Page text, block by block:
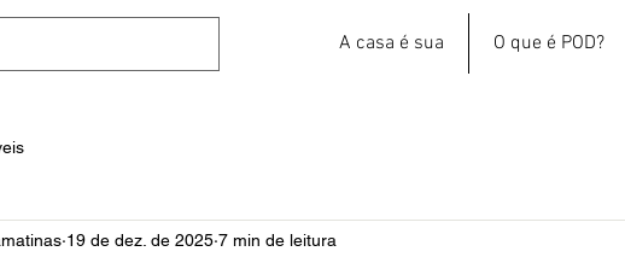
A casa é sua O que é POD?
19 de dez. de 2025 7 min de leitura